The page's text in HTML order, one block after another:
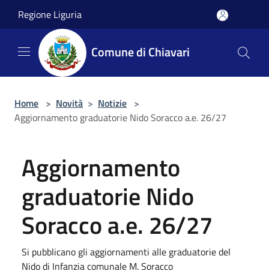
Regione Liguria
Comune di Chiavari
Home > Novità > Notizie >
Aggiornamento graduatorie Nido Soracco a.e. 26/27
Aggiornamento
graduatorie Nido
Soracco a.e. 26/27
Si pubblicano gli aggiornamenti alle graduatorie del
Nido di Infanzia comunale M. Soracco